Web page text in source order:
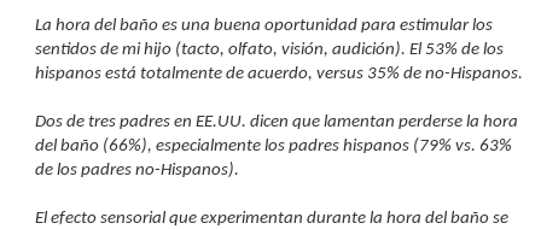
La hora del baño es una buena oportunidad para estimular los
sentidos de mi hijo (tacto, olfato, visión, audición). El 53% de los
hispanos está totalmente de acuerdo, versus 35% de no-Hispanos.
Dos de tres padres en EE.UU. dicen que lamentan perderse la hora
del baño (66%), especialmente los padres hispanos (79% vs. 63%
de los padres no-Hispanos).
El efecto sensorial que experimentan durante la hora del baño se